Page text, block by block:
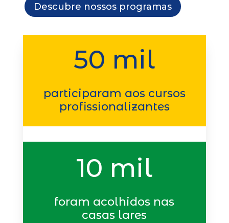
Descubre nossos programas
50 mil
participaram aos cursos
profissionalizantes
10 mil
foram acolhidos nas
casas lares